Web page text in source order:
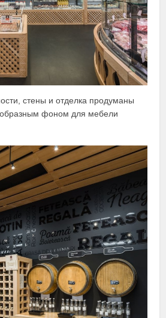
стены и отделка продуманы
фоном для мебели